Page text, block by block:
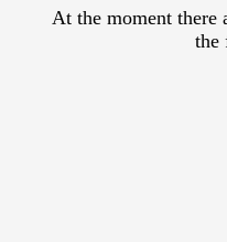
At the moment there
the